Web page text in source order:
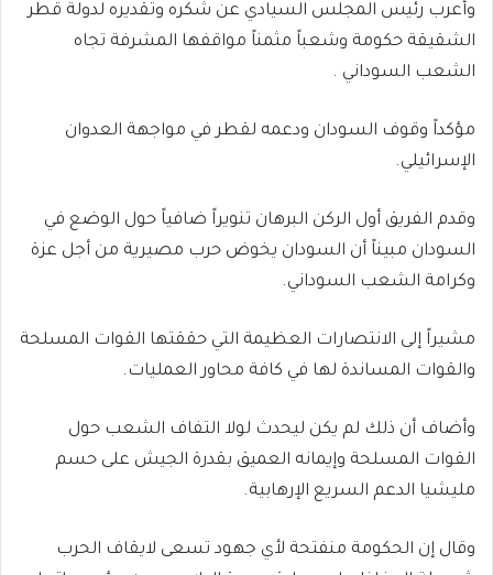
وأعرب رئيس المجلس السيادي عن شكره وتقديره لدولة قطر
الشقيقة حكومة وشعباً مثمناً مواقفها المشرفة تجاه
الشعب السوداني .
مؤكداً وقوف السودان ودعمه لقطر في مواجهة العدوان
الإسرائيلي.
وقدم الفريق أول الركن البرهان تنويراً ضافياً حول الوضع في
السودان مبيناً أن السودان يخوض حرب مصيرية من أجل عزة
وكرامة الشعب السوداني.
مشيراً إلى الانتصارات العظيمة التي حققتها القوات المسلحة
والقوات المساندة لها في كافة محاور العمليات.
وأضاف أن ذلك لم يكن ليحدث لولا التفاف الشعب حول
القوات المسلحة وإيمانه العميق بقدرة الجيش على حسم
مليشيا الدعم السريع الإرهابية.
وقال إن الحكومة منفتحة لأي جهود تسعى لايقاف الحرب